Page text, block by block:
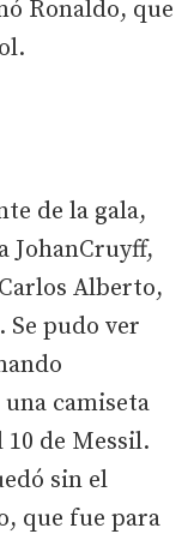
Ronaldo, que
de la gala,
JohanCruyff,
Alberto,
Se pudo ver
camiseta
de Messil.
sin el
que fue para